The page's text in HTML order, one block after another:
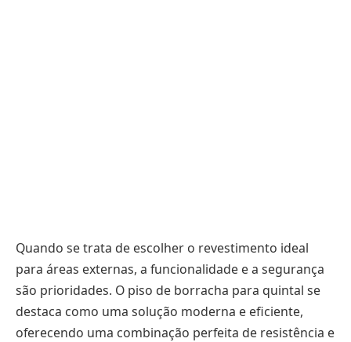
Quando se trata de escolher o revestimento ideal
para áreas externas, a funcionalidade e a segurança
são prioridades. O piso de borracha para quintal se
destaca como uma solução moderna e eficiente,
oferecendo uma combinação perfeita de resistência e